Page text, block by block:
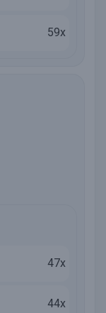
59x
47x
44x